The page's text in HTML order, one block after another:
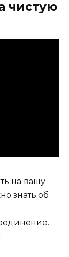
чистую
на вашу
знать об